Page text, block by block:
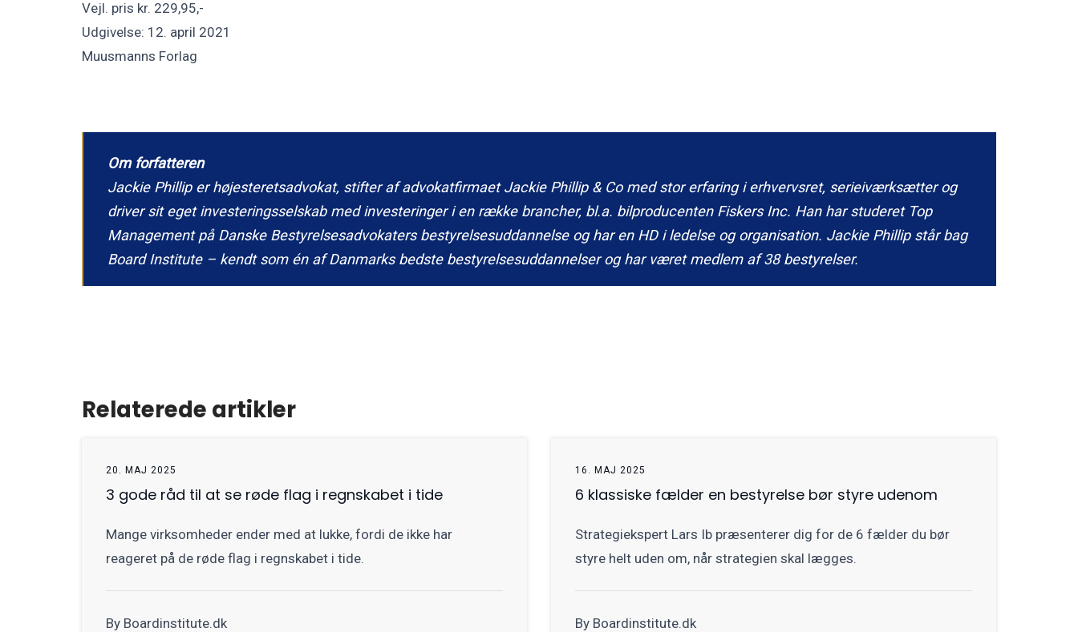
Vejl. pris kr. 229,95,-
Udgivelse: 12. april 2021
Muusmanns Forlag
Om forfatteren
Jackie Phillip er højesteretsadvokat, stifter af advokatfirmaet Jackie Phillip & Co med stor erfaring i erhvervsret, serieiværksætter og
driver sit eget investeringsselskab med investeringer i en række brancher, bl.a. bilproducenten Fiskers Inc. Han har studeret Top
Management på Danske Bestyrelsesadvokaters bestyrelsesuddannelse og har en HD i ledelse og organisation. Jackie Phillip står bag
Board Institute – kendt som én af Danmarks bedste bestyrelsesuddannelser og har været medlem af 38 bestyrelser.
Relaterede artikler
20. MAJ 2025
3 gode råd til at se røde flag i regnskabet i tide
Mange virksomheder ender med at lukke, fordi de ikke har
reageret på de røde flag i regnskabet i tide.
By Boardinstitute.dk
16. MAJ 2025
6 klassiske fælder en bestyrelse bør styre udenom
Strategiekspert Lars Ib præsenterer dig for de 6 fælder du bør
styre helt uden om, når strategien skal lægges.
By Boardinstitute.dk